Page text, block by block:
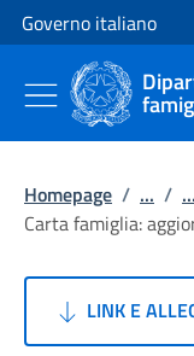
Vai al contenuto
Vai alla navigazione del
Governo italiano
Homepage / ... / ...
Carta famiglia:
LINK E